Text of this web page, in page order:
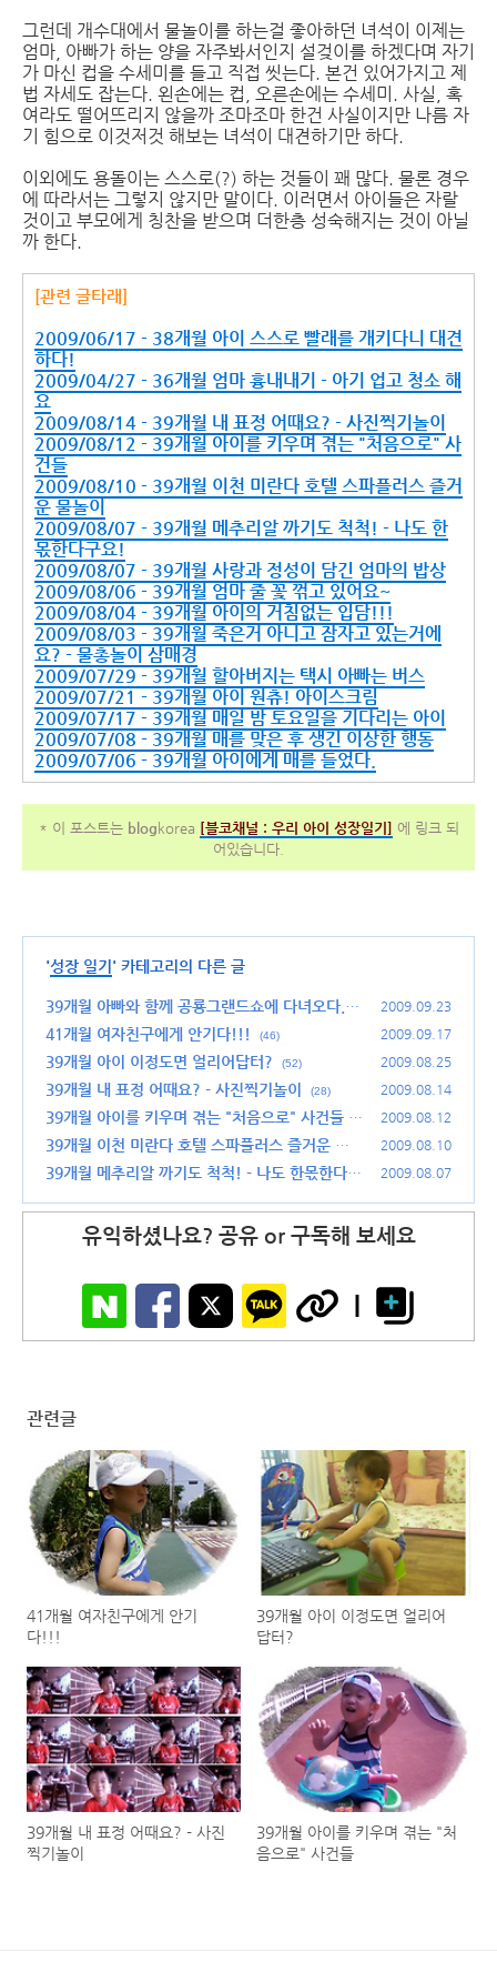
그런데 개수대에서 물놀이를 하는걸 좋아하던 녀석이 이제는
엄마, 아빠가 하는 양을 자주봐서인지 설겆이를 하겠다며 자기
가 마신 컵을 수세미를 들고 직접 씻는다. 본건 있어가지고 제
법 자세도 잡는다. 왼손에는 컵, 오른손에는 수세미. 사실, 혹
여라도 떨어뜨리지 않을까 조마조마 한건 사실이지만 나름 자
기 힘으로 이것저것 해보는 녀석이 대견하기만 하다.
이외에도 용돌이는 스스로(?) 하는 것들이 꽤 많다. 물론 경우
에 따라서는 그렇지 않지만 말이다. 이러면서 아이들은 자랄
것이고 부모에게 칭찬을 받으며 더한층 성숙해지는 것이 아닐
까 한다.
[관련 글타래]
2009/06/17 - 38개월 아이 스스로 빨래를 개키다니 대견
하다!
2009/04/27 - 36개월 엄마 흉내내기 - 아기 업고 청소 해
요
2009/08/14 - 39개월 내 표정 어때요? - 사진찍기놀이
2009/08/12 - 39개월 아이를 키우며 겪는 "처음으로" 사
건들
2009/08/10 - 39개월 이천 미란다 호텔 스파플러스 즐거
운 물놀이
2009/08/07 - 39개월 메추리알 까기도 척척! - 나도 한
몫한다구요!
2009/08/07 - 39개월 사랑과 정성이 담긴 엄마의 밥상
2009/08/06 - 39개월 엄마 줄 꽃 꺾고 있어요~
2009/08/04 - 39개월 아이의 거침없는 입담!!!
2009/08/03 - 39개월 죽은거 아니고 잠자고 있는거에
요? - 물총놀이 삼매경
2009/07/29 - 39개월 할아버지는 택시 아빠는 버스
2009/07/21 - 39개월 아이 원츄! 아이스크림
2009/07/17 - 39개월 매일 밤 토요일을 기다리는 아이
2009/07/08 - 39개월 매를 맞은 후 생긴 이상한 행동
2009/07/06 - 39개월 아이에게 매를 들었다.
* 이 포스트는 blog korea [블코채널 : 우리 아이 성장일기] 에 링크 되
어있습니다.
'성장 일기 ' 카테고리의 다른 글
39개월 아빠와 함께 공룡그랜드쇼에 다녀오다. -
노원구청, 공룡그랜드쇼, 도넛
(34)
2009.09.23
41개월 여자친구에게 안기다!!! (46) 2009.09.17
39개월 아이 이정도면 얼리어답터? (52) 2009.08.25
39개월 내 표정 어때요? - 사진찍기놀이 (28) 2009.08.14
39개월 아이를 키우며 겪는 "처음으로" 사건들
(2
8)
2009.08.12
39개월 이천 미란다 호텔 스파플러스 즐거운 물
놀이
(36)
2009.08.10
39개월 메추리알 까기도 척척! - 나도 한몫한다구
2009.08.07
유익하셨나요? 공유 or 구독해 보세요
관련글
41개월 여자친구에게 안기
다!!!
39개월 아이 이정도면 얼리어
답터?
39개월 내 표정 어때요? - 사진
찍기놀이
39개월 아이를 키우며 겪는 "처
음으로" 사건들